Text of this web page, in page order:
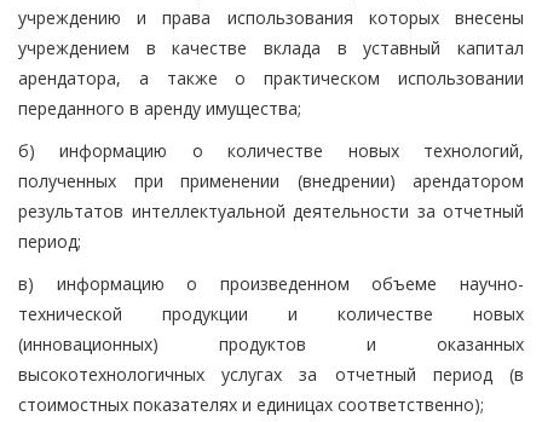
учреждению и права использования которых внесены
учреждением в качестве вклада в уставный капитал
арендатора, а также о практическом использовании
переданного в аренду имущества;
б) информацию о количестве новых технологий,
полученных при применении (внедрении) арендатором
результатов интеллектуальной деятельности за отчетный
период;
в) информацию о произведенном объеме научно-
технической продукции и количестве новых
(инновационных) продуктов и оказанных
высокотехнологичных услугах за отчетный период (в
стоимостных показателях и единицах соответственно);